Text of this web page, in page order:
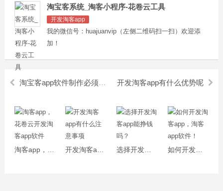
淘宝客系统_淘客小程序-花卷云工具
开发淘客app
我的微信号：huajuanvip（左侧二维码扫一扫）欢迎添
加！
淘宝客app软件制作必须具备的功能 开发淘客app有什么优势呢
如何开发淘客app，淘客app软件！